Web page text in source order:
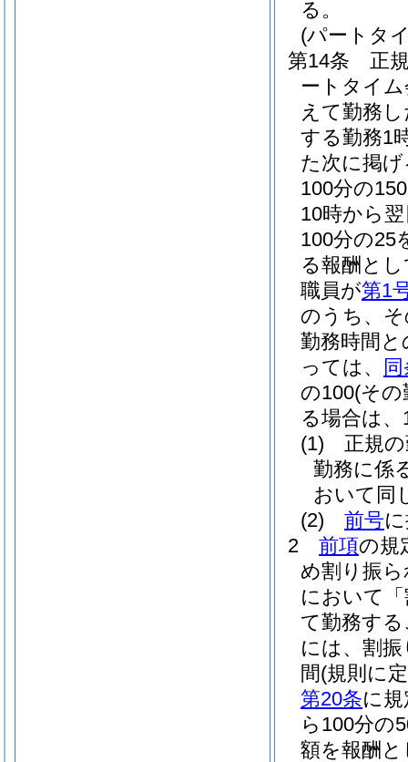
る。
(パートタ
第14条
正
ートタイ
えて勤務
する勤務1
た次に掲
100分の
10時から
100分の25
る報酬と
職員が第1
のうち、
勤務時間
っては、
の100(その
る場合は
(1)
正規
勤務に係
おいて同
(2)
前号
2
前項の規
め割り振
において
て勤務す
には、割
間(規則に
第20条に
ら100分の
額を報酬